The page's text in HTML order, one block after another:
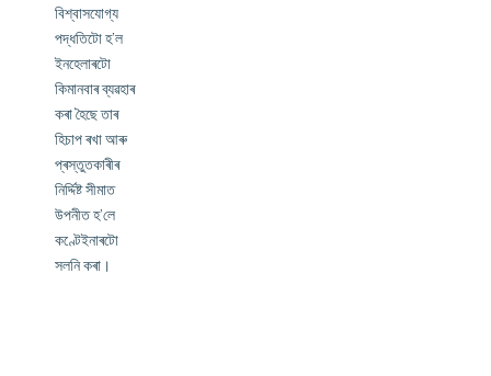
বিশ্বাসযোগ্য
পদ্ধতিটো হ’ল
ইনহেলাৰটো
কিমানবাৰ ব্যৱহাৰ
কৰা হৈছে তাৰ
হিচাপ ৰখা আৰু
প্ৰস্তুতকাৰীৰ
নিৰ্দ্দিষ্ট সীমাত
উপনীত হ’লে
কণ্টেইনাৰটো
সলনি কৰা।